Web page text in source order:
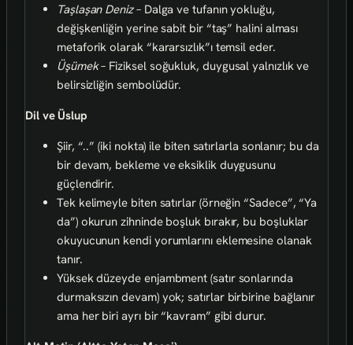
Taşlaşan Deniz– Dalga ve tufanın yokluğu,
değişkenliğin yerine sabit bir “taş” halini alması
metaforik olarak “kararsızlık”ı temsil eder.
Üşümek– Fiziksel soğukluk, duygusal yalnızlık ve
belirsizliğin sembolüdür.
Dil ve Üslup
Şiir, “..” (iki nokta) ile biten satırlarla sonlanır; bu da
bir devam, bekleme ve eksiklik duygusunu
güçlendirir.
Tek kelimeyle biten satırlar (örneğin “Sadece”, “Ya
da”) okurun zihninde boşluk bırakır, bu boşluklar
okuyucunun kendi yorumlarını eklemesine olanak
tanır.
Yüksek düzeyde enjambment (satır sonlarında
durmaksızın devam) yok; satırlar birbirine bağlanır
ama her biri ayrı bir “kavram” gibi durur.